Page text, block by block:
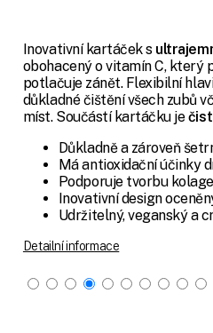
Inovativní kartáček s
obohacený o vitamín C, který
potlačuje zánět. Flexibilní
důkladné čištění všech zubů
míst. Součástí kartáčku je
Důkladně a zároveň
Má antioxidační účinky
Podporuje tvorbu
Inovativní design
Udržitelný, veganský a
Detailní informace